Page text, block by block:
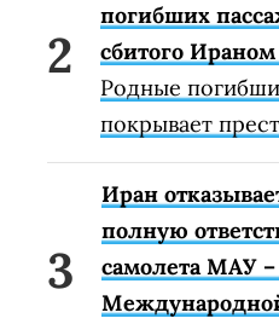
погибших
сбитого
Родные
покрывает
Иран
полную
самолета МАУ –